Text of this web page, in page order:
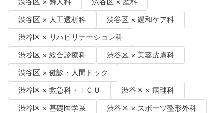
渋谷区 × 婦人科
渋谷区 × 産科
渋谷区 × 人工透析科
渋谷区 × 緩和ケア科
渋谷区 × リハビリテーション科
渋谷区 × 総合診療科
渋谷区 × 美容皮膚科
渋谷区 × 健診・人間ドック
渋谷区 × 救急科・ＩＣＵ
渋谷区 × 病理科
渋谷区 × 基礎医学系
渋谷区 × スポーツ整形外科